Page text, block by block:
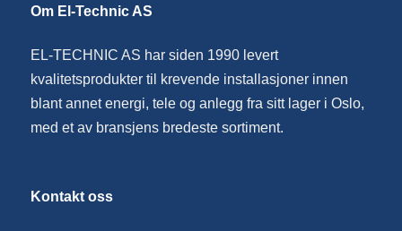
Om El-Technic AS
EL-TECHNIC AS har siden 1990 levert
kvalitetsprodukter til krevende installasjoner innen
blant annet energi, tele og anlegg fra sitt lager i Oslo,
med et av bransjens bredeste sortiment.
Kontakt oss